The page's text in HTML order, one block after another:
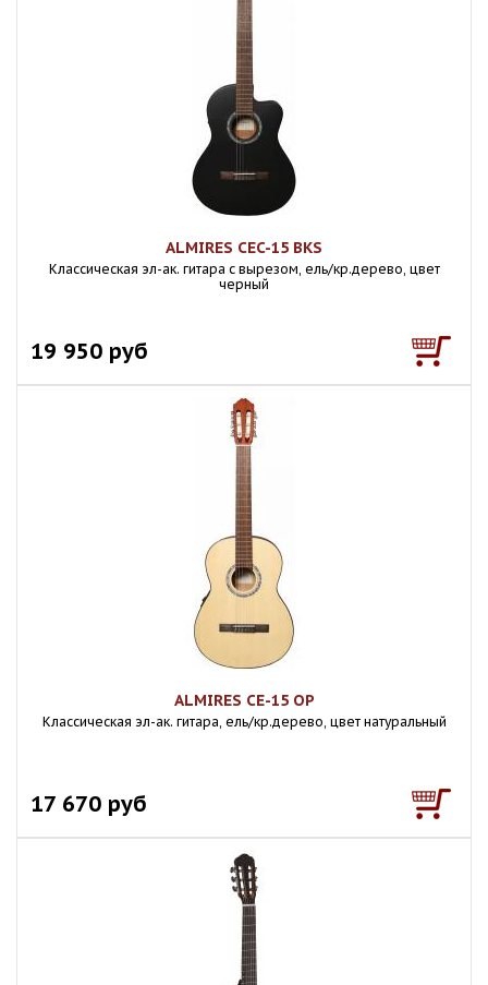
ALMIRES CEC-15 BKS
Классическая эл-ак. гитара с вырезом, ель/кр.дерево, цвет
черный
19 950 руб
ALMIRES CE-15 OP
Классическая эл-ак. гитара, ель/кр.дерево, цвет натуральный
17 670 руб